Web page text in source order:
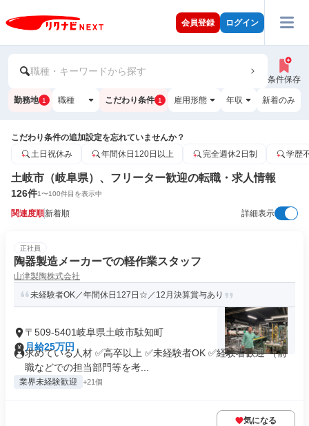
会員登録 ログイン
職種・キーワードから探す
条件保存
勤務地 1 職種 こだわり条件 1 雇用形態 年収 新着のみ
こだわり条件の追加設定を忘れていませんか？
土日祝休み
年間休日120日以上 完全週休2日制 学歴
土岐市（岐阜県）、フリーター歓迎の転職・求人情報
126件1〜100件目を表示中
関連度順新着順 詳細表示
正社員
陶器製造メーカーでの軽作業スタッフ
山津製陶株式会社
未経験者OK／年間休日127日☆／12月決算賞与あり
〒509-5401岐阜県土岐市駄知町
月給25万円
求めている人材 ✅高卒以上 ✅未経験者OK ✅経験者歓迎 （前
職などでの担当部門等を考...
業界未経験歓迎 +21個
気になる